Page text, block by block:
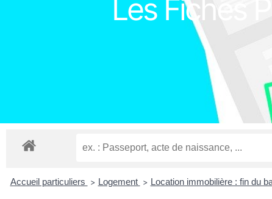
Les Fiches
Accueil particuliers > Logement > Location immobilière : fin du